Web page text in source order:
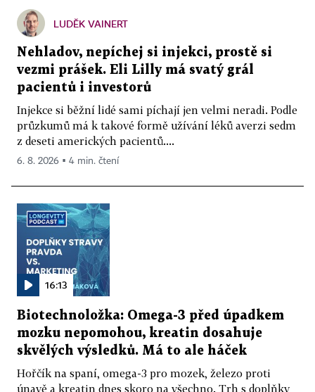
LUDĚK VAINERT
Nehladov, nepíchej si injekci, prostě si
vezmi prášek. Eli Lilly má svatý grál
pacientů i investorů
Injekce si běžní lidé sami píchají jen velmi neradi. Podle
průzkumů má k takové formě užívání léků averzi sedm
z deseti amerických pacientů....
6. 8. 2026 ▪ 4 min. čtení
16:13
Biotechnoložka: Omega-3 před úpadkem
mozku nepomohou, kreatin dosahuje
skvělých výsledků. Má to ale háček
Hořčík na spaní, omega-3 pro mozek, železo proti
únavě a kreatin dnes skoro na všechno. Trh s doplňky